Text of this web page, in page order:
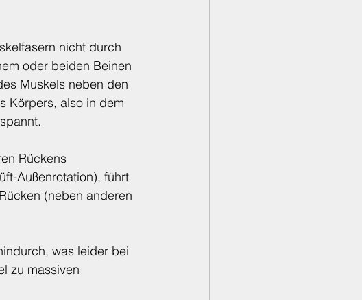
nicht durch
oder beiden Beinen
Muskels neben den
Körpers, also in dem
Rückens
Außenrotation), führt
(neben anderen
was leider bei
zu massiven